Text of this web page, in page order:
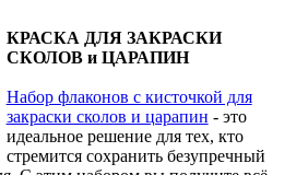
КРАСКА ДЛЯ ЗАКРАСКИ
СКОЛОВ и ЦАРАПИН
Набор флаконов с кисточкой для
закраски сколов и царапин - это
идеальное решение для тех, кто
стремится сохранить безупречный